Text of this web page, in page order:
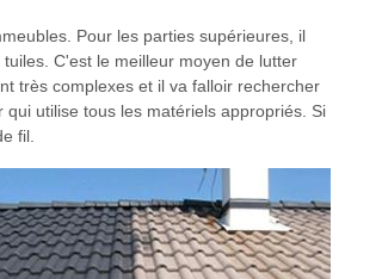
Pour les parties supérieures, il
C'est le meilleur moyen de lutter
très complexes et il va falloir rechercher
utilise tous les matériels appropriés. Si
fil.